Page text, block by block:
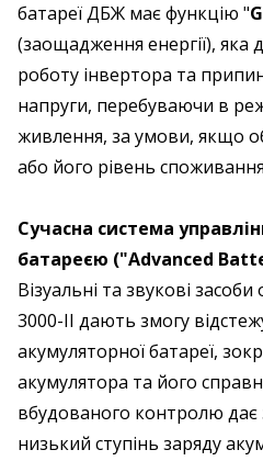
батареї ДБЖ має функцію "
(заощадження енергії), яка
роботу інвертора та
напруги, перебуваючи в
живлення, за умови, якщо
або його рівень
Сучасна система
батареєю ("Advanced
Візуальні та звукові
3000-II дають змогу
акумуляторної батареї,
акумулятора та його
вбудованого контролю
низький ступінь заряду